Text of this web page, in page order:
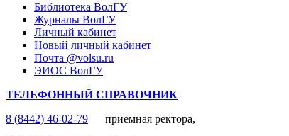
Библиотека ВолГУ
Журналы ВолГУ
Личный кабинет
Новый личный кабинет
Почта @volsu.ru
ЭИОС ВолГУ
ТЕЛЕФОННЫЙ СПРАВОЧНИК
8 (8442) 46-02-79 — приемная ректора,